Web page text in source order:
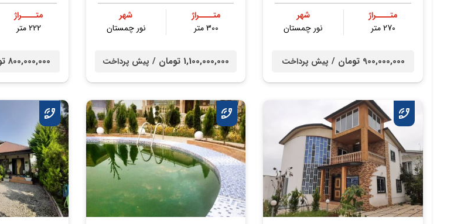
متــــراژ
270 متر
شهر
نور چمستان
900,000,000 تومان / پیش پرداخت
متــــراژ
300 متر
شهر
نور چمستان
1,100,000,000 تومان / پیش پرداخت
متــــراژ
222 متر
800,000,000 تومان /